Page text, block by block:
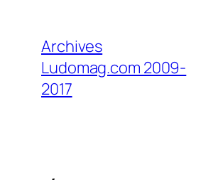
contenu
Archives
Ludomag.com 2009-
2017